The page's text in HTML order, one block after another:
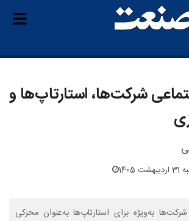
شرکت‌ها، استارتاپ‌ها و
1405
به‌ویژه برای استارتاپ‌ها به‌عنوان محرکی